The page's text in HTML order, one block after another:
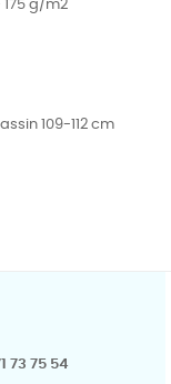
g/m2
109-112 cm
73 75 54